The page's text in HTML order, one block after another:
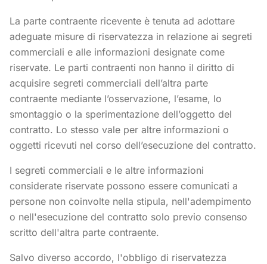
La parte contraente ricevente è tenuta ad adottare
adeguate misure di riservatezza in relazione ai segreti
commerciali e alle informazioni designate come
riservate. Le parti contraenti non hanno il diritto di
acquisire segreti commerciali dell’altra parte
contraente mediante l’osservazione, l’esame, lo
smontaggio o la sperimentazione dell’oggetto del
contratto. Lo stesso vale per altre informazioni o
oggetti ricevuti nel corso dell’esecuzione del contratto.
I segreti commerciali e le altre informazioni
considerate riservate possono essere comunicati a
persone non coinvolte nella stipula, nell'adempimento
o nell'esecuzione del contratto solo previo consenso
scritto dell'altra parte contraente.
Salvo diverso accordo, l'obbligo di riservatezza